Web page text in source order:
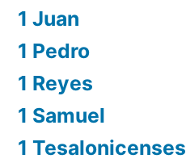
1 Juan
1 Pedro
1 Reyes
1 Samuel
1 Tesalonicenses